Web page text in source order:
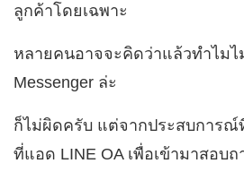
ลูกค้าโดยเฉพาะ
หลายคนอาจจะคิดว่าแล้วทำไมไ
Messenger ล่ะ
ก็ไม่ผิดครับ แต่จากประสบการณ์
ที่แอด LINE OA เพื่อเข้ามาสอบ